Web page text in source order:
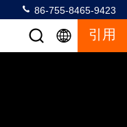
86-755-8465-9423
引用